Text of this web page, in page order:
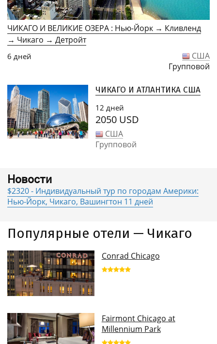
ЧИКАГО И ВЕЛИКИЕ ОЗЕРА : Нью-Йорк → Кливленд
→ Чикаго → Детройт
6 дней
США
Групповой
ЧИКАГО И АТЛАНТИКА США
12 дней
2050 USD
США
Групповой
Новости
$2320 - Индивидуальный тур по городам Америки:
Нью-Йорк, Чикаго, Вашингтон 11 дней
Популярные отели — Чикаго
Conrad Chicago
Fairmont Chicago at
Millennium Park